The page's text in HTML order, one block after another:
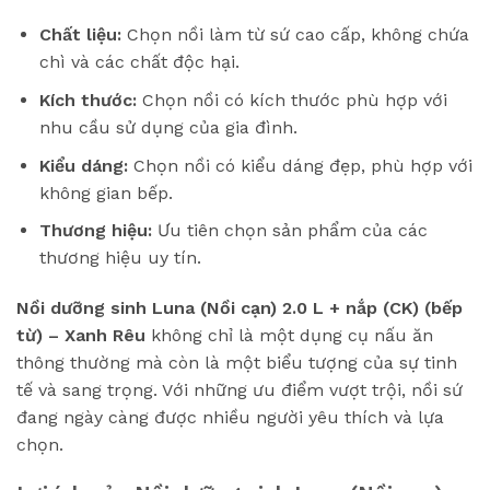
Chất liệu:Chọn nồi làm từ sứ cao cấp, không chứa
chì và các chất độc hại.
Kích thước:Chọn nồi có kích thước phù hợp với
nhu cầu sử dụng của gia đình.
Kiểu dáng:Chọn nồi có kiểu dáng đẹp, phù hợp với
không gian bếp.
Thương hiệu:Ưu tiên chọn sản phẩm của các
thương hiệu uy tín.
Nồi dưỡng sinh Luna (Nồi cạn) 2.0 L + nắp (CK) (bếp
từ) – Xanh Rêu không chỉ là một dụng cụ nấu ăn
thông thường mà còn là một biểu tượng của sự tinh
tế và sang trọng. Với những ưu điểm vượt trội, nồi sứ
đang ngày càng được nhiều người yêu thích và lựa
chọn.